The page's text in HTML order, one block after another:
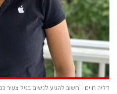
דליה חיים: "חשוב להגיע לנשים בגיל צעיר